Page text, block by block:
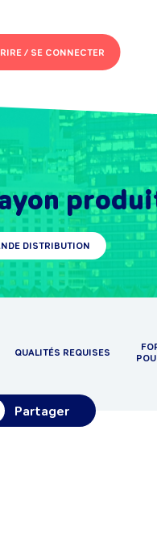
/SE CONNECTER
DISTRIBUTION
QUALITÉS REQUISES
Partager